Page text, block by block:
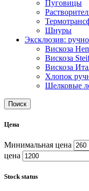
Пуговицы
Шнуры
Эксклюзив:
Вискоза
Вискоза
Вискоза
Хлопок
Шелковые
Поиск
Цена
Минимальная цена
цена
Stock status